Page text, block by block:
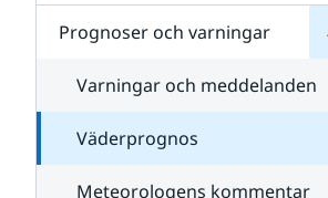
Prognoser och varningar
Varningar och meddelanden
Väderprognos
Meteorologens kommentar